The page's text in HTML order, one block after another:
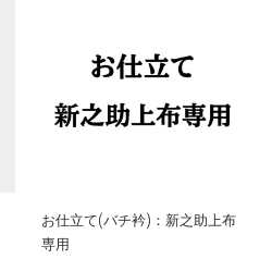
お仕立て(バチ衿)：新之助上布
専用